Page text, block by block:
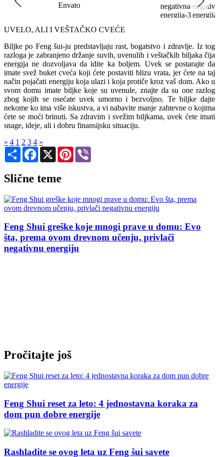
Envato
UVELO, ALI I VEŠTAČKO CVEĆE
Biljke po Feng šui-ju predstavljaju rast, bogatstvo i zdravlje. Iz tog
razloga je zabranjeno držanje suvih, uvenulih i veštačkih biljaka čija
energija ne dozvoljava da idite ka boljem. Uvek se postarajte da
imate svež buket cveća koji ćete postaviti blizu vrata, jer ćete na taj
način pojačati energiju koja ulazi i koja protiče kroz vaš dom. Ako u
svom domu imate biljke koje su uvenule, znajte da su one razlog
zbog kojih se osećate uvek umorno i bezvoljno. Te biljke dajte
nekome ko ima više iskustva, a vi nabavite manje zahtevne o kojima
ćete se moći brinuti. Sa zdravim i svežim biljkama, uvek ćete imati
snage, ideje, ali i dobru finansijsku situaciju.
« 4 1 2 3 4 »
Share Facebook
X Pinterest
Slične teme
Pročitajte još
Feng Shui reset za leto: 4 jednostavna koraka za
dom pun dobre energije
Rashladite se ovog leta uz Feng šui savete